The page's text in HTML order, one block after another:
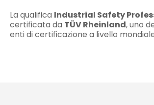
La qualifica Industrial Safety
certificata da TÜV Rheinland, uno
enti di certificazione a livello